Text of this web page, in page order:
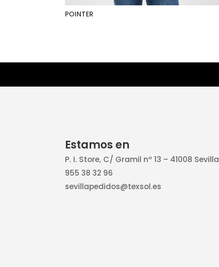
POINTER
Estamos en
P. I. Store, C/ Gramil nº 13 – 41008 Sevilla
955 38 32 96
sevillapedidos@texsol.es